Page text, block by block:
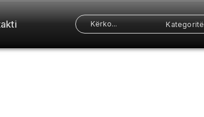
Kategoritë